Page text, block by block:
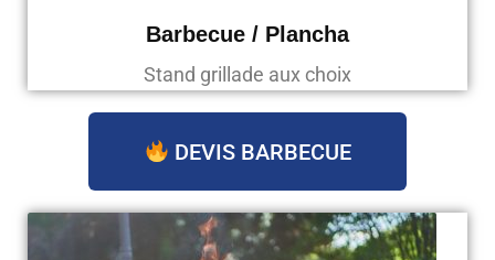
Barbecue / Plancha
Stand grillade aux choix
DEVIS BARBECUE